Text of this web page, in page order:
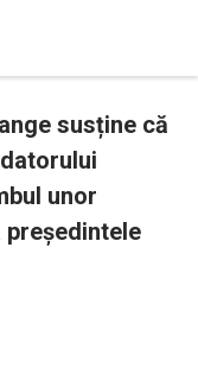
susține că
unor